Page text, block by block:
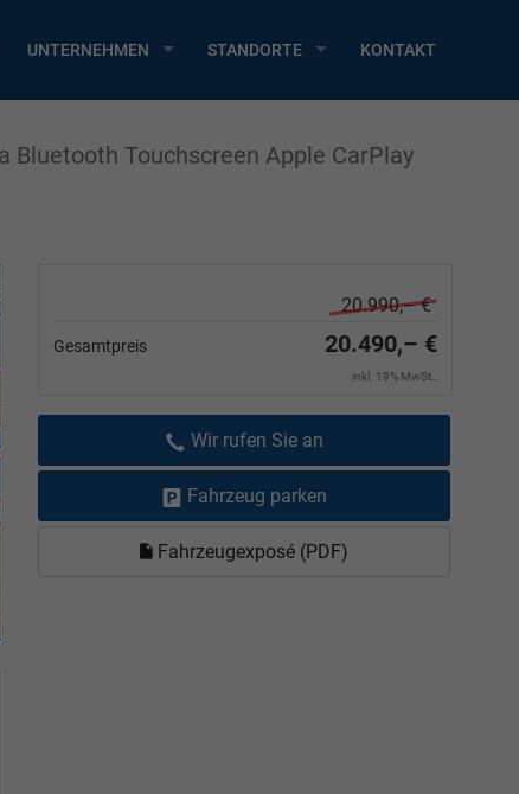
UNTERNEHMEN STANDORTE KONTAKT
Bluetooth Touchscreen Apple CarPlay
20.990,– €
Gesamtpreis 20.490,– €
inkl. 19% MwSt.,
Wir rufen Sie an
Fahrzeug parken
Fahrzeugexposé (PDF)